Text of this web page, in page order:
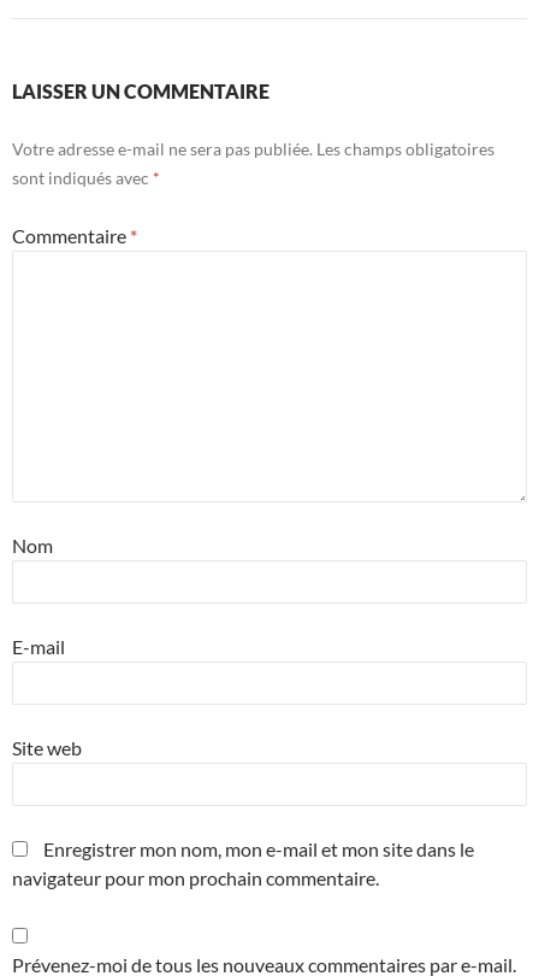
LAISSER UN COMMENTAIRE
Votre adresse e-mail ne sera pas publiée. Les champs obligatoires
sont indiqués avec *
Commentaire *
Nom
E-mail
Site web
Enregistrer mon nom, mon e-mail et mon site dans le
navigateur pour mon prochain commentaire.
Prévenez-moi de tous les nouveaux commentaires par e-mail.